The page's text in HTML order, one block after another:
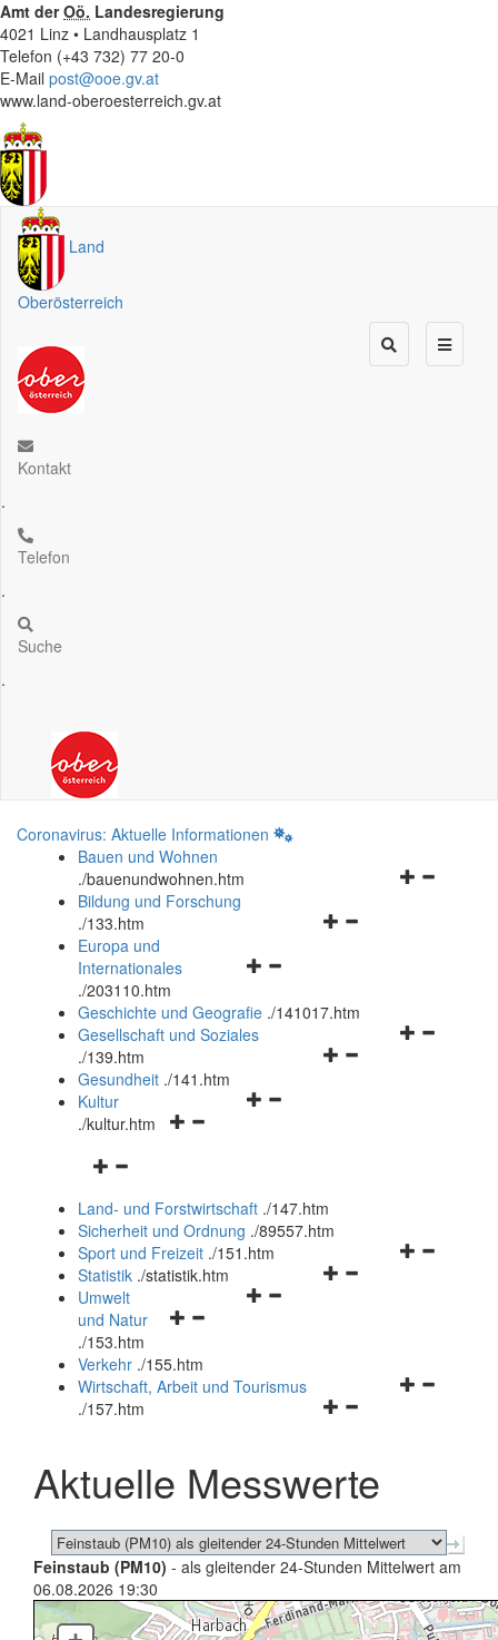
Amt derOö. Landesregierung
4021 Linz • Landhausplatz 1
Telefon (+43 732) 77 20-0
E-Mail post@ooe.gv.at
www.land-oberoesterreich.gv.at
Land
Oberösterreich
Kontakt
.
Telefon
.
Suche
.
Coronavirus: Aktuelle Informationen
Bauen und Wohnen
./bauenundwohnen.htm
Navigationsmenü
Bildung und Forschung
./133.htm
Navigationsmenü
und
schließen
Europa und
Internationales
./203110.htm
Geschichte und Geografie ./141017.htm
Navigationsmenü
Gesellschaft und Soziales
./139.htm
Navigationsmenü
Gesundheit ./141.htm
Navigationsmenü
Kultur
./kultur.htm
Navigationsmenü
und
schließen
Land- und Forstwirtschaft ./147.htm
Sicherheit und Ordnung ./89557.htm
Navigationsmenü
Sport und Freizeit ./151.htm
Navigationsmenü
Statistik ./statistik.htm
Navigationsmenü
und
schließen
Umwelt
und Natur
./153.htm
Verkehr ./155.htm
Navigationsmenü
schließen
Wirtschaft, Arbeit und Tourismus
./157.htm
Aktuelle Messwerte
Feinstaub (PM10) - als gleitender 24-Stunden Mittelwert am
06.08.2026 19:30